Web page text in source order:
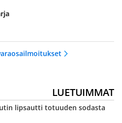
LUETUIMMAT
lipsautti totuuden sodasta